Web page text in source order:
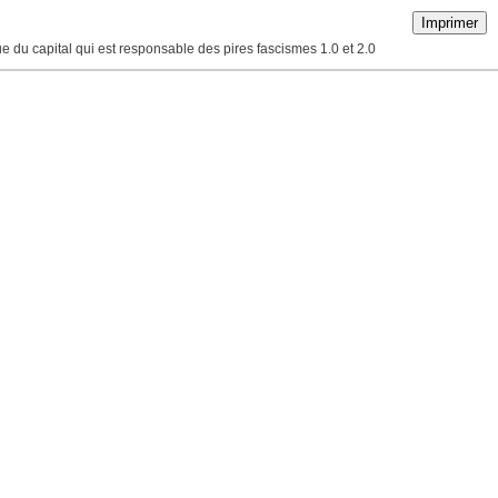
Imprimer
du capital qui est responsable des pires fascismes 1.0 et 2.0